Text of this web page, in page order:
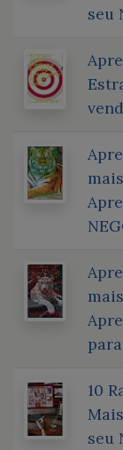
seu
10
seu